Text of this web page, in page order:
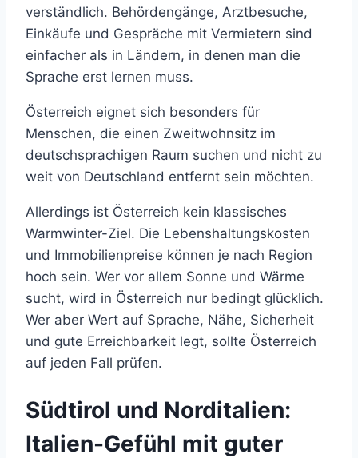
verständlich. Behördengänge, Arztbesuche,
Einkäufe und Gespräche mit Vermietern sind
einfacher als in Ländern, in denen man die
Sprache erst lernen muss.
Österreich eignet sich besonders für
Menschen, die einen Zweitwohnsitz im
deutschsprachigen Raum suchen und nicht zu
weit von Deutschland entfernt sein möchten.
Allerdings ist Österreich kein klassisches
Warmwinter-Ziel. Die Lebenshaltungskosten
und Immobilienpreise können je nach Region
hoch sein. Wer vor allem Sonne und Wärme
sucht, wird in Österreich nur bedingt glücklich.
Wer aber Wert auf Sprache, Nähe, Sicherheit
und gute Erreichbarkeit legt, sollte Österreich
auf jeden Fall prüfen.
Südtirol und Norditalien:
Italien-Gefühl mit guter